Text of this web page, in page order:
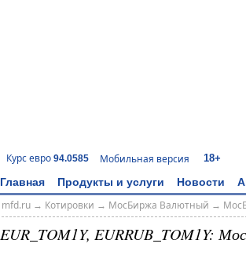
Курс евро 94.0585 Мобильная версия 18+
Главная Продукты и услуги Новости
mfd.ru→ Котировки → МосБиржа Валютный →
EUR_TOM1Y, EURRUB_TOM1Y: